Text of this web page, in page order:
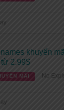
khuyến
2.99$
MÃI No